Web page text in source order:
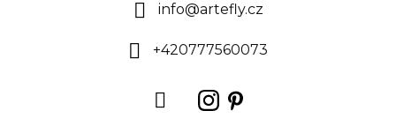
info@artefly.cz
+420777560073